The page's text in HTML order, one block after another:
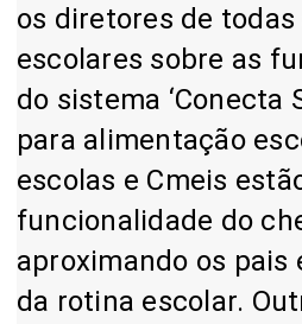
os diretores de
escolares sobre as
do sistema ‘Conecta
para alimentação
escolas e Cmeis
funcionalidade do
aproximando os pais
da rotina escolar.